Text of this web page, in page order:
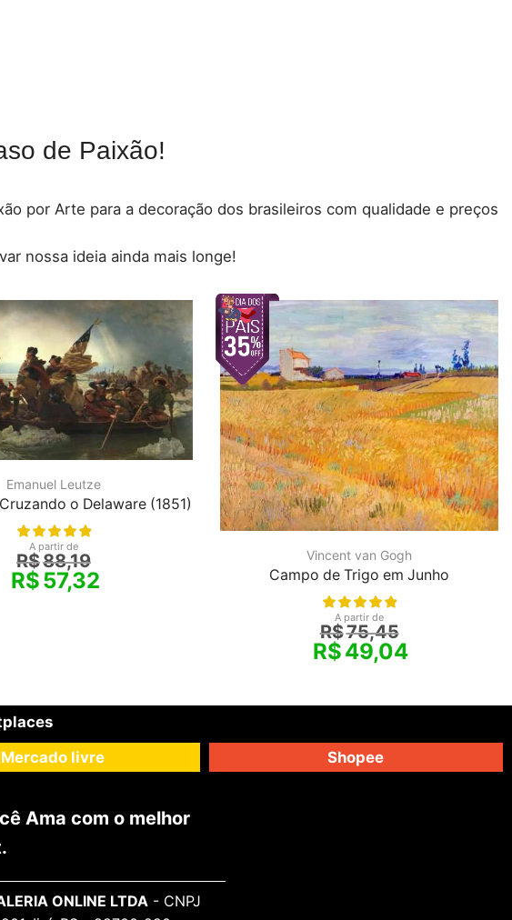
de Paixão!
por Arte para a decoração dos brasileiros com qualidade e preços
nossa ideia ainda mais longe!
Emanuel Leutze
o Delaware (1851)
A partir de
R$88,19
R$57,32
Vincent van Gogh
Campo de Trigo em Junho
A partir de
R$75,45
R$49,04
Mercado livre Shopee
Ama com o melhor
ONLINE LTDA- CNPJ